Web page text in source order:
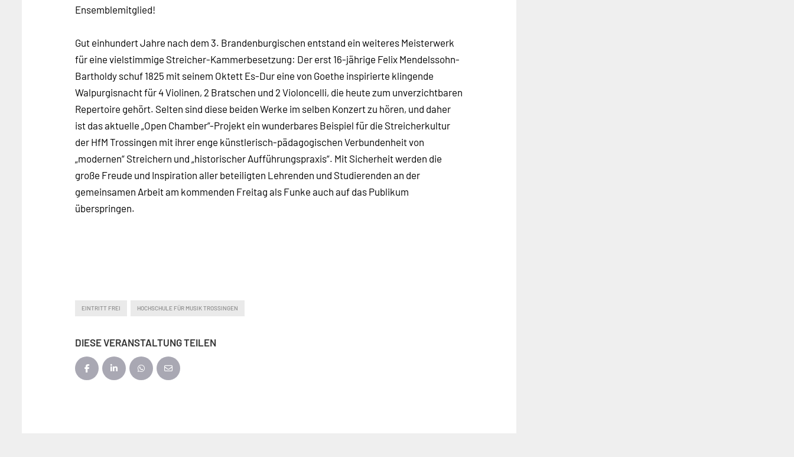
Ensemblemitglied!
Gut einhundert Jahre nach dem 3. Brandenburgischen entstand ein weiteres Meisterwerk
für eine vielstimmige Streicher-Kammerbesetzung: Der erst 16-jährige Felix Mendelssohn-
Bartholdy schuf 1825 mit seinem Oktett Es-Dur eine von Goethe inspirierte klingende
Walpurgisnacht für 4 Violinen, 2 Bratschen und 2 Violoncelli, die heute zum unverzichtbaren
Repertoire gehört. Selten sind diese beiden Werke im selben Konzert zu hören, und daher
ist das aktuelle „Open Chamber“-Projekt ein wunderbares Beispiel für die Streicherkultur
der HfM Trossingen mit ihrer enge künstlerisch-pädagogischen Verbundenheit von
„modernen“ Streichern und „historischer Aufführungspraxis“. Mit Sicherheit werden die
große Freude und Inspiration aller beteiligten Lehrenden und Studierenden an der
gemeinsamen Arbeit am kommenden Freitag als Funke auch auf das Publikum
überspringen.
EINTRITT FREI HOCHSCHULE FÜR MUSIK TROSSINGEN
DIESE VERANSTALTUNG TEILEN